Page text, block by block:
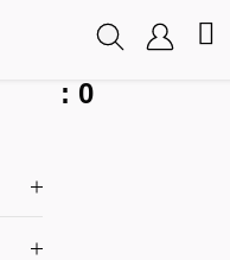
: 0